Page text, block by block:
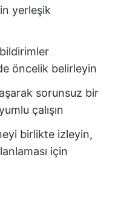
yerleşik
öncelik belirleyin
sorunsuz bir
çalışın
birlikte izleyin,
için